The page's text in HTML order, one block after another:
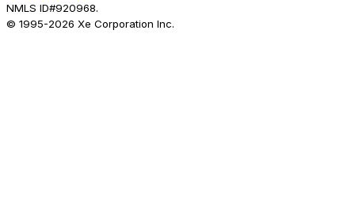
NMLS ID#920968.
© 1995-2026 Xe Corporation Inc.